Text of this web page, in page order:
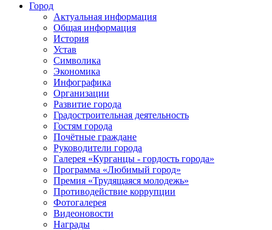
Город
Актуальная информация
Общая информация
История
Устав
Символика
Экономика
Инфографика
Организации
Развитие города
Градостроительная деятельность
Гостям города
Почётные граждане
Руководители города
Галерея «Курганцы - гордость города»
Программа «Любимый город»
Премия «Трудящаяся молодежь»
Противодействие коррупции
Фотогалерея
Видеоновости
Награды